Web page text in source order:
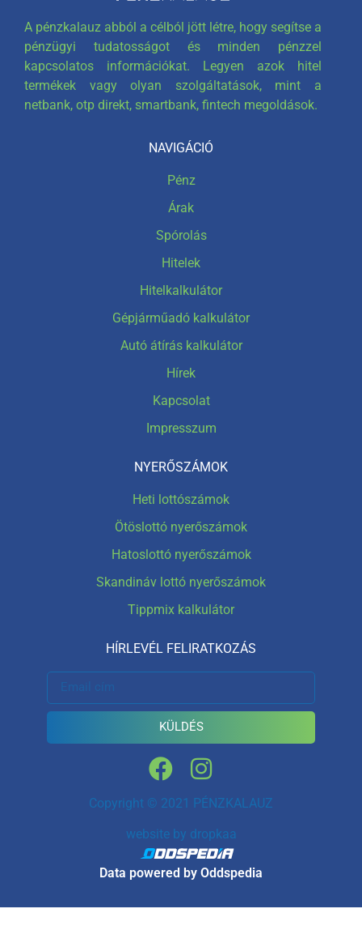
A pénzkalauz abból a célból jött létre, hogy segítse a
pénzügyi tudatosságot és minden pénzzel
kapcsolatos információkat. Legyen azok hitel
termékek vagy olyan szolgáltatások, mint a
netbank, otp direkt, smartbank, fintech megoldások.
NAVIGÁCIÓ
Pénz
Árak
Spórolás
Hitelek
Hitelkalkulátor
Gépjárműadó kalkulátor
Autó átírás kalkulátor
Hírek
Kapcsolat
Impresszum
NYERŐSZÁMOK
Heti lottószámok
Ötöslottó nyerőszámok
Hatoslottó nyerőszámok
Skandináv lottó nyerőszámok
Tippmix kalkulátor
HÍRLEVÉL FELIRATKOZÁS
KÜLDÉS
Copyright © 2021 PÉNZKALAUZ
website by dropkaa
Data powered by Oddspedia